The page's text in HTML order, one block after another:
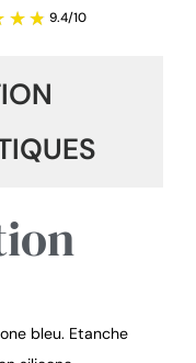
bleu. Etanche